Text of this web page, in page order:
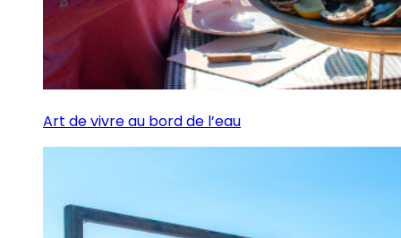
Art de vivre au bord de l’eau